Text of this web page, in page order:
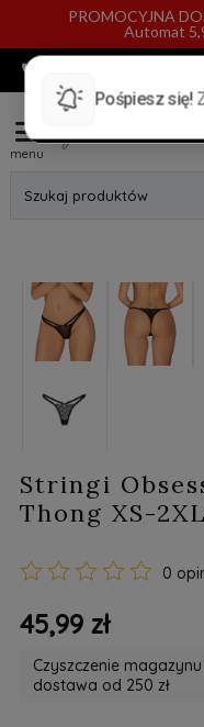
PROMOCYJNA
Automat
menu
Szukaj produktów
Stringi
Thong XS-
0
45,99 zł
Czyszczenie
dostawa od 250 zł